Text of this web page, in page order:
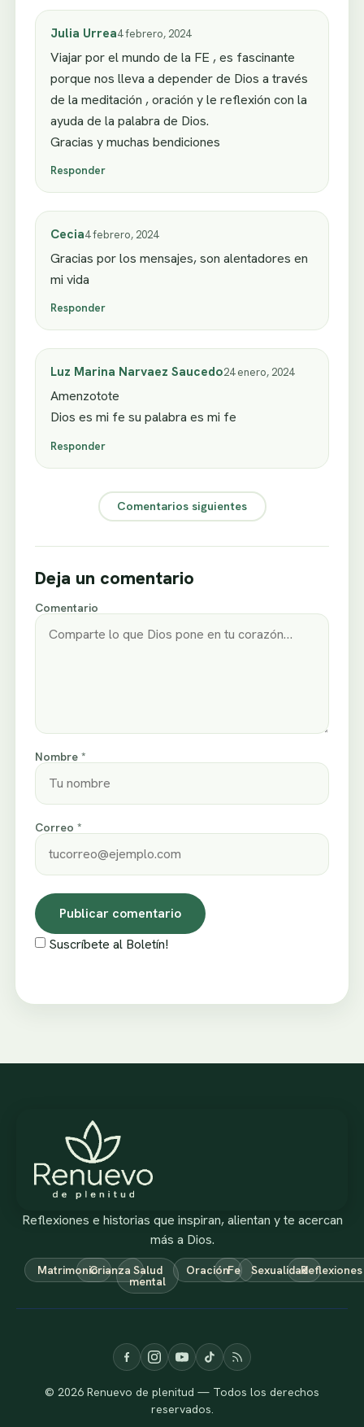
Julia Urrea4 febrero, 2024
Viajar por el mundo de la FE , es fascinante
porque nos lleva a depender de Dios a través
de la meditación , oración y le reflexión con la
ayuda de la palabra de Dios.
Gracias y muchas bendiciones
Responder
Cecia4 febrero, 2024
Gracias por los mensajes, son alentadores en
mi vida
Responder
Luz Marina Narvaez Saucedo24 enero, 2024
Amenzotote
Dios es mi fe su palabra es mi fe
Responder
Comentarios siguientes
Deja un comentario
Comentario
Nombre *
Correo *
Suscríbete al Boletín!
Reflexiones e historias que inspiran, alientan y te acercan
más a Dios.
MatrimonioCrianza Salud
mental
OraciónFe SexualidadReflexiones
© 2026 Renuevo de plenitud — Todos los derechos
reservados.